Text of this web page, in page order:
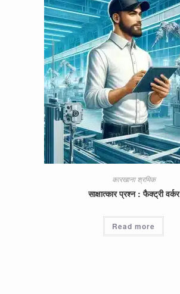
कारखाना श्रमिक
साक्षात्कार प्रश्न : फैक्ट्री वर्कर
Read more